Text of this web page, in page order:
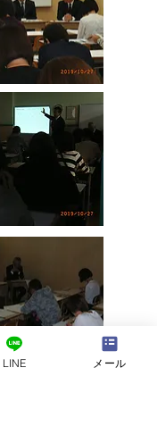
LINE メール